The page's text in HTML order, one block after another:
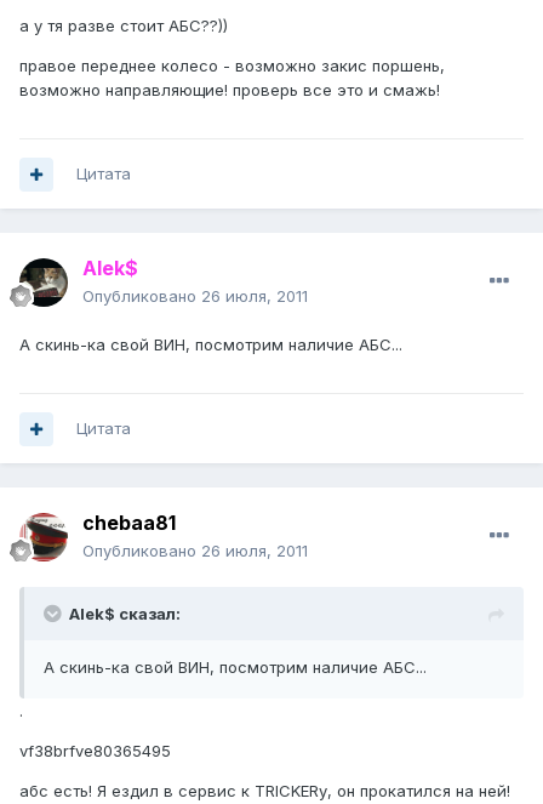
а у тя разве стоит АБС??))
правое переднее колесо - возможно закис поршень,
возможно направляющие! проверь все это и смажь!
Цитата
Alek$
Опубликовано 26 июля, 2011
А скинь-ка свой ВИН, посмотрим наличие АБС...
Цитата
chebaa81
Опубликовано 26 июля, 2011
Alek$ сказал:
А скинь-ка свой ВИН, посмотрим наличие АБС...
.
vf38brfve80365495
абс есть! Я ездил в сервис к TRICKERу, он прокатился на ней!